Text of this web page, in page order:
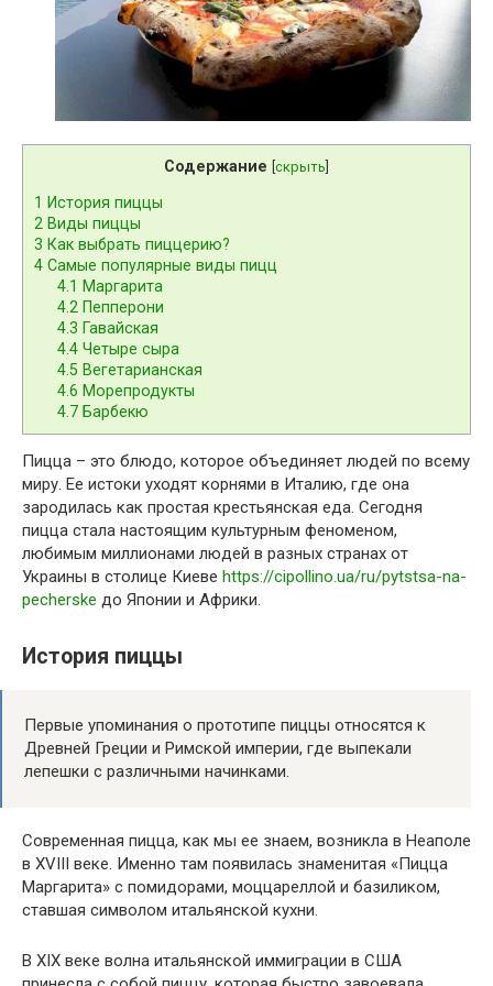
Содержание скрыть
1 История пиццы
2 Виды пиццы
3 Как выбрать пиццерию?
4 Самые популярные виды пицц
4.1 Маргарита
4.2 Пепперони
4.3 Гавайская
4.4 Четыре сыра
4.5 Вегетарианская
4.6 Морепродукты
4.7 Барбекю
Пицца – это блюдо, которое объединяет людей по всему
миру. Ее истоки уходят корнями в Италию, где она
зародилась как простая крестьянская еда. Сегодня
пицца стала настоящим культурным феноменом,
любимым миллионами людей в разных странах от
Украины в столице Киеве https://cipollino.ua/ru/pytstsa-na-
pecherske до Японии и Африки.
История пиццы
Первые упоминания о прототипе пиццы относятся к
Древней Греции и Римской империи, где выпекали
лепешки с различными начинками.
Современная пицца, как мы ее знаем, возникла в Неаполе
в XVIII веке. Именно там появилась знаменитая «Пицца
Маргарита» с помидорами, моццареллой и базиликом,
ставшая символом итальянской кухни.
В XIX веке волна итальянской иммиграции в США